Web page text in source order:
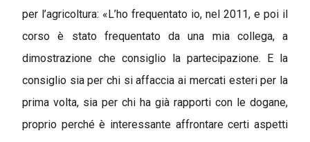
per l’agricoltura: «L’ho frequentato io, nel 2011, e poi il
corso è stato frequentato da una mia collega, a
dimostrazione che consiglio la partecipazione. E la
consiglio sia per chi si affaccia ai mercati esteri per la
prima volta, sia per chi ha già rapporti con le dogane,
proprio perché è interessante affrontare certi aspetti